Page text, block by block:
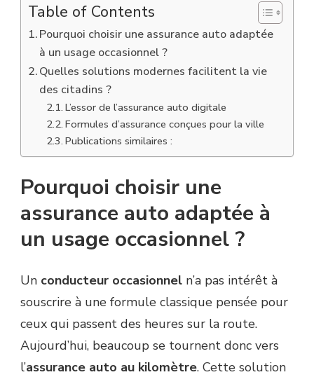
Table of Contents
Pourquoi choisir une assurance auto adaptée
à un usage occasionnel ?
Quelles solutions modernes facilitent la vie
des citadins ?
L’essor de l’assurance auto digitale
Formules d’assurance conçues pour la ville
Publications similaires :
Pourquoi choisir une
assurance auto adaptée à
un usage occasionnel ?
Un conducteur occasionnel n’a pas intérêt à
souscrire à une formule classique pensée pour
ceux qui passent des heures sur la route.
Aujourd’hui, beaucoup se tournent donc vers
l’assurance auto au kilomètre. Cette solution